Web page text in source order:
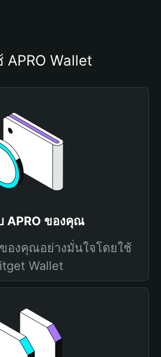
APRO Wallet
APRO ของคุณ
องคุณอย่างมั่นใจโดยใช้
Wallet